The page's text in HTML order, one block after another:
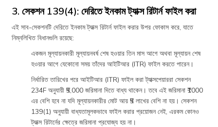
3. সেকশন 139(4): দেরিতে ইনকাম ট্যাক্স রিটার্ন ফাইল করা
এই সাব-সেকশনটি দেরিতে ইনকাম ট্যাক্স রিটার্ন ফাইল করার উপর ফোকাস করে, যাতে
নিম্নলিখিত বিধানগুলি রয়েছে:
একজন মূল্যায়নকারী মূল্যায়নবর্ষ শেষ হওয়ার তিন মাস আগে অথবা মূল্যায়ন শেষ
হওয়ার আগে যেকোনো সময় তাঁদের আইটিআর (ITR) ফাইল করতে পারেন।
নির্ধারিত তারিখের পরে আইটিআর (ITR) ফাইল করা ট্যাক্সপেয়াররা সেকশন
234F অনুযায়ী ₹5,000 জরিমানা দিতে বাধ্য থাকেন। তবে এই জরিমানা ₹1000
এর বেশি হবে না যদি মূল্যায়নকারীর মোট আয় ₹5 লাখের বেশি না হয়। সেকশন
139(1) অনুযায়ী বাধ্যতামূলকভাবে ফাইল করার প্রয়োজন নেই, এরকম কোনও
ট্যাক্স রিটার্নের ক্ষেত্রে জরিমানা প্রযোজ্য হয় না।